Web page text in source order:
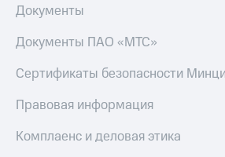
Документы
Документы ПАО «МТС»
Сертификаты безопасности
Правовая информация
Комплаенс и деловая этика